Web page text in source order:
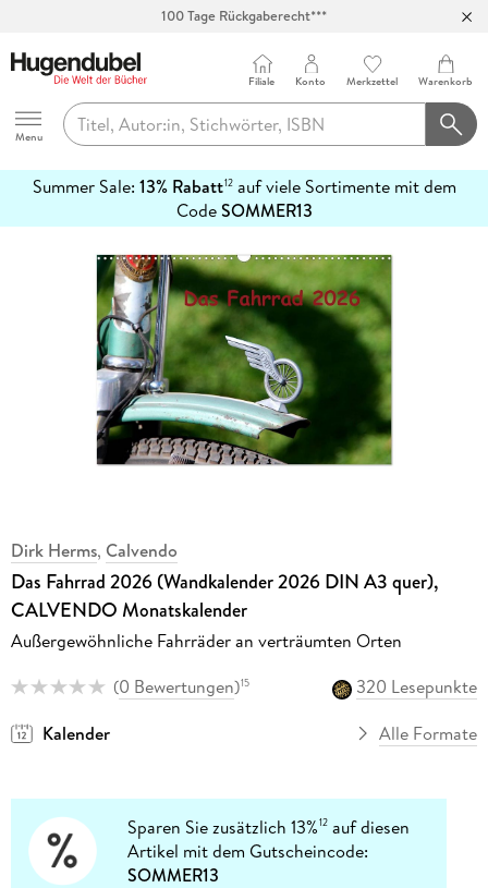
100 Tage Rückgaberecht***
Hugendubel
Menu
Filiale Konto Merkzettel Warenkorb
Summer Sale: 13% Rabatt12auf viele Sortimente mit dem
CodeSOMMER13
erfahren
Dirk Herms, Calvendo
Das Fahrrad 2026 (Wandkalender 2026 DIN A3 quer),
CALVENDO Monatskalender
Außergewöhnliche Fahrräder an verträumten Orten
(0 Bewertungen)15
320 Lesepunkte
Kalender
Alle Formate
Sparen Sie zusätzlich 13%12 auf diesen
Artikel mit dem Gutscheincode:
SOMMER13